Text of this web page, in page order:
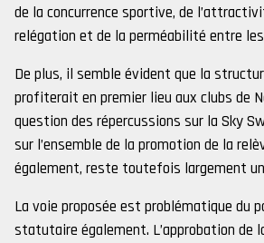
de la concurrence sportive, de
relégation et de la perméabilité entre
De plus, il semble évident que la
profiterait en premier lieu aux clubs de
question des répercussions sur la Sky
sur l’ensemble de la promotion de la
également, reste toutefois largement
La voie proposée est problématique du
statutaire également. L’approbation de